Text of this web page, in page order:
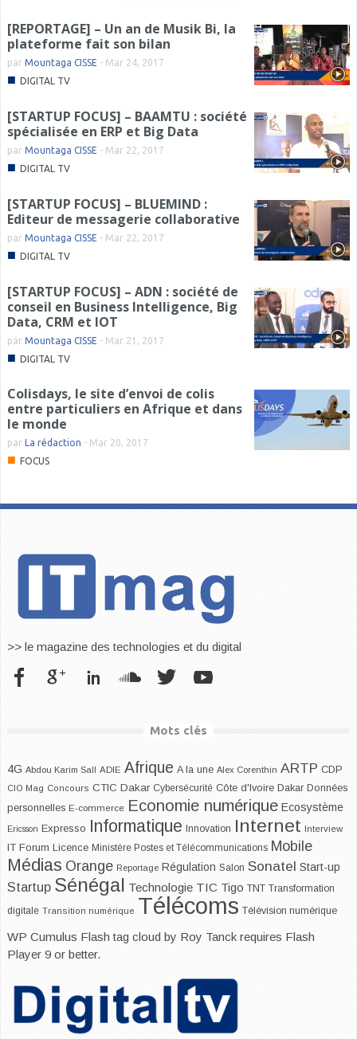
[REPORTAGE] – Un an de Musik Bi, la
plateforme fait son bilan
par Mountaga CISSE - Mar 24, 2017
■ DIGITAL TV
[STARTUP FOCUS] – BAAMTU : société
spécialisée en ERP et Big Data
par Mountaga CISSE - Mar 22, 2017
■ DIGITAL TV
[STARTUP FOCUS] – BLUEMIND :
Editeur de messagerie collaborative
par Mountaga CISSE - Mar 22, 2017
■ DIGITAL TV
[STARTUP FOCUS] – ADN : société de
conseil en Business Intelligence, Big
Data, CRM et IOT
par Mountaga CISSE - Mar 21, 2017
■ DIGITAL TV
Colisdays, le site d’envoi de colis
entre particuliers en Afrique et dans
le monde
par La rédaction - Mar 20, 2017
■ FOCUS
>> le magazine des technologies et du digital
Mots clés
4G Abdou Karim Sall ADIE Afrique A la une Alex Corenthin ARTP CDP
CIO Mag Concours CTIC Dakar Cybersécurité Côte d'Ivoire Dakar Données
personnelles E-commerce Economie numérique Ecosystème
Ericsson Expresso Informatique Innovation Internet Interview
IT Forum Licence Ministère Postes et Télécommunications Mobile
Médias Orange Reportage Régulation Salon Sonatel Start-up
Startup Sénégal Technologie TIC Tigo TNT Transformation
digitale Transition numérique Télécoms Télévision numérique
WP Cumulus Flash tag cloud by Roy Tanck requires Flash
Player 9 or better.